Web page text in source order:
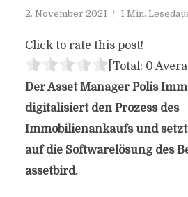
2. November 2021 1 Min.
Click to rate this post!
[Total: 0
Der Asset Manager Polis
digitalisiert den Prozess des
Immobilienankaufs und
auf die Softwarelösung des
assetbird.